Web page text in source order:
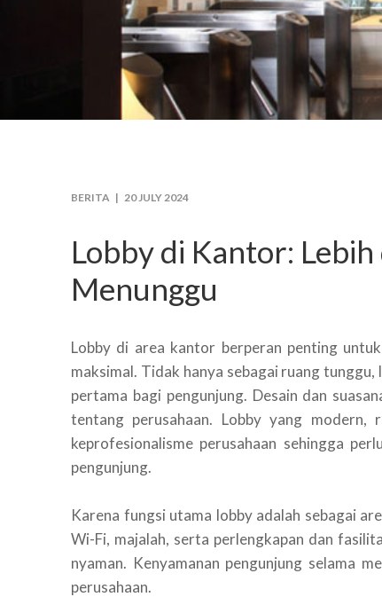
BERITA | 20 JULY 2024
Lobby di Kantor:
Menunggu
Lobby di area kantor berperan penting
maksimal. Tidak hanya sebagai ruang
pertama bagi pengunjung. Desain dan
tentang perusahaan. Lobby yang
keprofesionalisme perusahaan sehingga
pengunjung.
Karena fungsi utama lobby adalah sebagai
Wi-Fi, majalah, serta perlengkapan dan
nyaman. Kenyamanan pengunjung selama
perusahaan.